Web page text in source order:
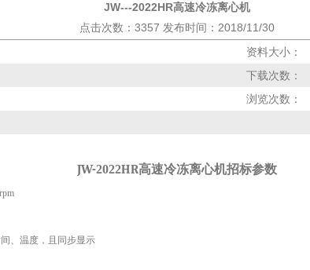
JW---2022HR高速冷冻离心机
点击次数：3357 发布时间：2018/11/30
资料大小：
下载次数：
浏览次数：
JW-2022HR高速冷冻离心机招标参数
、温度，且同步显示